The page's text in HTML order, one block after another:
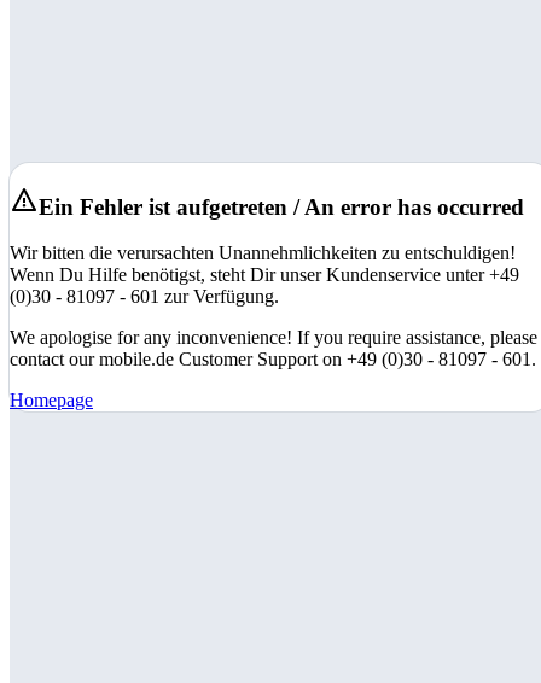
Ein Fehler ist aufgetreten / An error has occurred
Wir bitten die verursachten Unannehmlichkeiten zu entschuldigen!
Wenn Du Hilfe benötigst, steht Dir unser Kundenservice unter +49
(0)30 - 81097 - 601 zur Verfügung.
We apologise for any inconvenience! If you require assistance, please
contact our mobile.de Customer Support on +49 (0)30 - 81097 - 601.
Homepage